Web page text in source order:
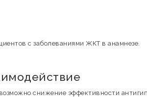
с заболеваниями ЖКТ в анамнезе.
снижение эффективности